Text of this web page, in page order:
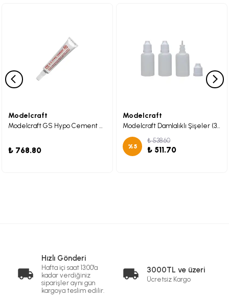
Modelcraft
Modelcraft GS Hypo Cement Şeffaf Yapıştırıcı
₺ 768.80
Modelcraft
Modelcraft Damlalıklı Şişeler (3x 30ml)
%5
₺ 538.60
₺ 511.70
Hızlı Gönderi
Hafta içi saat 13:00'a
kadar verdiğiniz
siparişler aynı gün
kargoya teslim edilir.
3000TL ve üzeri
Ücretsiz Kargo